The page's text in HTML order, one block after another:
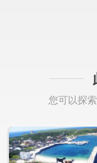
您可以探